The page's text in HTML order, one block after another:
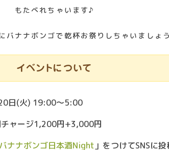
もたべれちゃいます♪
バナナボンゴで乾杯お祭りしちゃいましょ
イベントについて
日(火) 19:00〜5:00
チャージ1,200円+3,000円
ナナボンゴ日本酒Night」をつけてSNSに